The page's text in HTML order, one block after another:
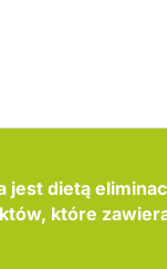
jest dietą
które